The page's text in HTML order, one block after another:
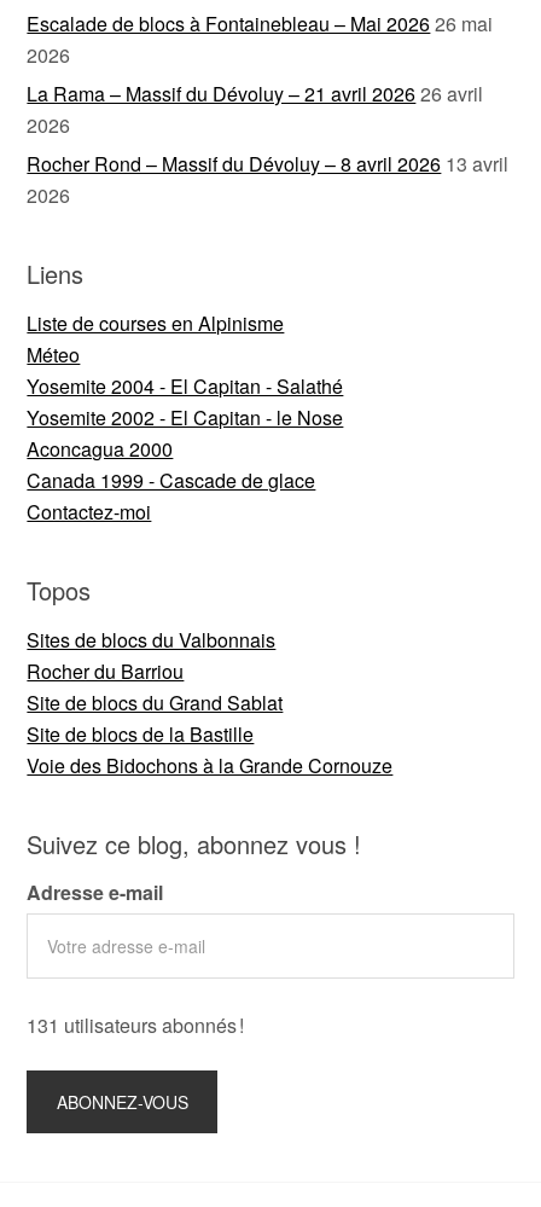
Escalade de blocs à Fontainebleau – Mai 202626 mai
2026
La Rama – Massif du Dévoluy – 21 avril 202626 avril
2026
Rocher Rond – Massif du Dévoluy – 8 avril 2026 13 avril
2026
Liens
Liste de courses en Alpinisme
Méteo
Yosemite 2004 - El Capitan - Salathé
Yosemite 2002 - El Capitan - le Nose
Aconcagua 2000
Canada 1999 - Cascade de glace
Contactez-moi
Topos
Sites de blocs du Valbonnais
Rocher du Barriou
Site de blocs du Grand Sablat
Site de blocs de la Bastille
Voie des Bidochons à la Grande Cornouze
Suivez ce blog, abonnez vous !
Adresse e-mail
131 utilisateurs abonnés !